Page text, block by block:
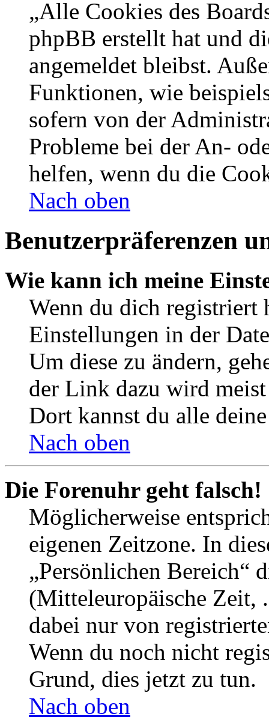
„Alle Cookies des
phpBB erstellt hat und
angemeldet bleibst.
Funktionen, wie
sofern von der
Probleme bei der An-
helfen, wenn du die
Nach oben
Benutzerpräferenzen
Wie kann ich meine
Wenn du dich registriert
Einstellungen in der
Um diese zu ändern,
der Link dazu wird
Dort kannst du alle
Nach oben
Die Forenuhr geht falsch!
Möglicherweise
eigenen Zeitzone. In
„Persönlichen Bereich“
(Mitteleuropäische Zeit,
dabei nur von
Wenn du noch nicht
Grund, dies jetzt zu tun.
Nach oben